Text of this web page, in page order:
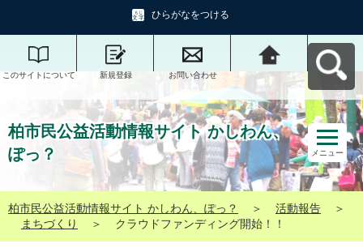
ひらがなをつける
このサイトについて 新規登録 お問い合わせ
柏市民公益活動情報
サイト かしわん、ぽ
っ？へ戻る
柏市民公益活動情報サイト かしわん、
ぽっ？
メニュー
柏市民公益活動情報サイト かしわん、ぽっ？ ＞ 活動報告
＞
まちづくり
＞ クラウドファンディング開始！！